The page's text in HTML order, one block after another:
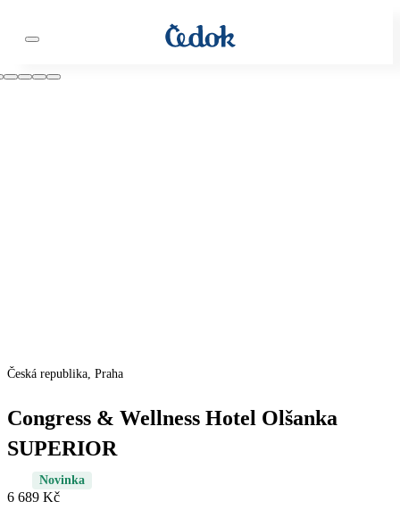
Česká republika, Praha
Congress & Wellness Hotel Olšanka
SUPERIOR
Novinka
6 689 Kč